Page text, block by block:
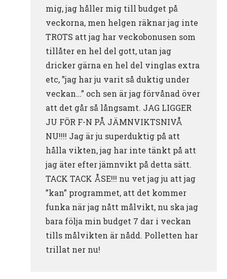
mig, jag håller mig till budget på
veckorna, men helgen räknar jag inte
TROTS att jag har veckobonusen som
tillåter en hel del gott, utan jag
dricker gärna en hel del vinglas extra
etc, ”jag har ju varit så duktig under
veckan…” och sen är jag förvånad över
att det går så långsamt. JAG LIGGER
JU FÖR F-N PÅ JÄMNVIKTSNIVÅ
NU!!!! Jag är ju superduktig på att
hålla vikten, jag har inte tänkt på att
jag äter efter jämnvikt på detta sätt.
TACK TACK ÅSE!!! nu vet jag ju att jag
”kan” programmet, att det kommer
funka när jag nått målvikt, nu ska jag
bara följa min budget 7 dar i veckan
tills målvikten är nådd. Polletten har
trillat ner nu!